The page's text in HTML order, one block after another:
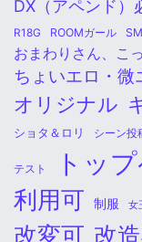
DX（アペンド）
R18G ROOMガール SM
おまわりさん、こ
ちょいエロ・微
オリジナル
ショタ＆ロリ シーン投
テスト トッ
利用可 制服 女
改変可 改